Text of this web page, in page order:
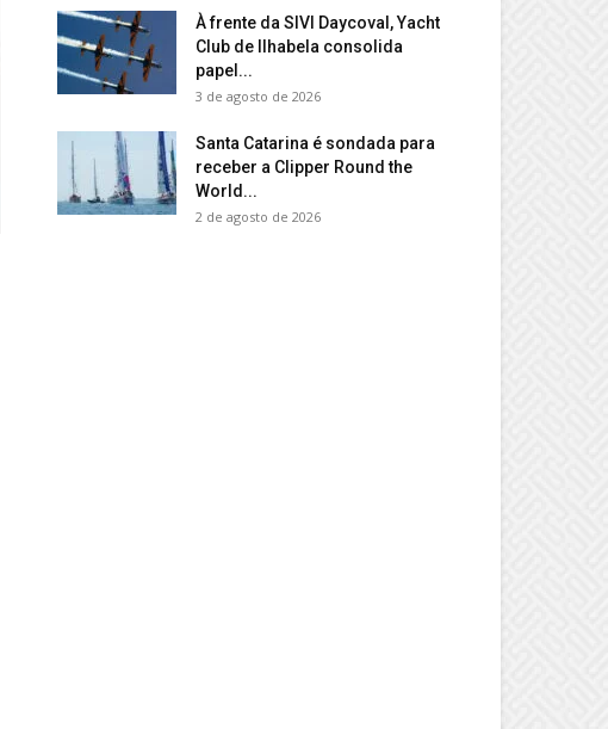
À frente da SIVI Daycoval, Yacht
Club de Ilhabela consolida
papel...
3 de agosto de 2026
Santa Catarina é sondada para
receber a Clipper Round the
World...
2 de agosto de 2026